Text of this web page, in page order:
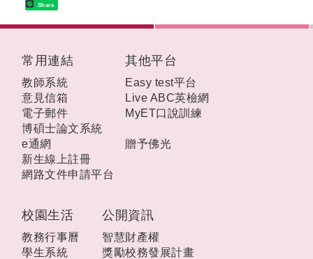
Share
校園生活
教務行事曆
學生系統
公開資訊
智慧財產權
獎勵校務發展計畫
常用連結
教師系統
意見信箱
電子郵件
博碩士論文系統
e通網
新生線上註冊
網路文件申請平台
其他平台
Easy test平台
Live ABC英檢網
MyET口說訓練
贈予佛光